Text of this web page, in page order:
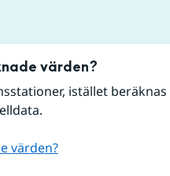
värden?
istället
värden?